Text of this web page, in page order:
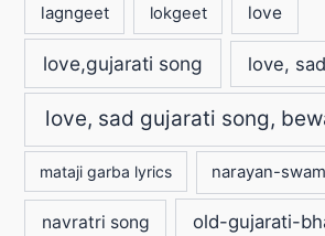
lagngeet lokgeet love
love,gujarati song love,
love, sad gujarati song,
mataji garba lyrics narayan-
navratri song old-gujarati-